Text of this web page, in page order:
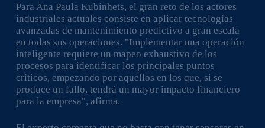
Para Ana Paula Kubinhets, el gran reto de los actores
industriales actuales consiste en aplicar tecnologías
avanzadas de mantenimiento predictivo a gran escala
en todas sus operaciones. "Implementar una operación
inteligente requiere un mapeo exhaustivo de los
procesos para identificar los principales puntos
críticos, empezando por aquellos en los que, si se
produce un fallo, tendrá un mayor impacto financiero
para la empresa", afirma.